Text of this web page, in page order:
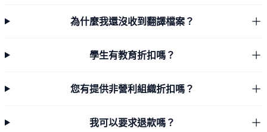
為什麼我還沒收到翻譯檔案？
學生有教育折扣嗎？
您有提供非營利組織折扣嗎？
我可以要求退款嗎？